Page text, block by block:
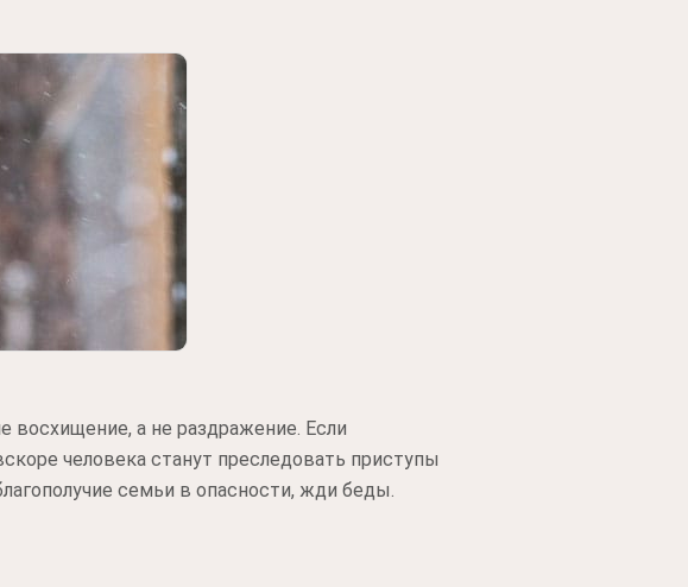
восхищение, а не раздражение. Если
человека станут преследовать приступы
семьи в опасности, жди беды.